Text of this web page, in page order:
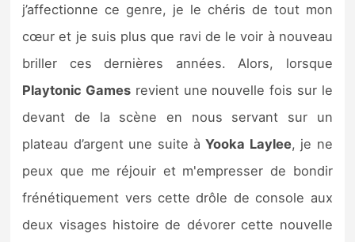
j’affectionne ce genre, je le chéris de tout mon
cœur et je suis plus que ravi de le voir à nouveau
briller ces dernières années. Alors, lorsque
Playtonic Games revient une nouvelle fois sur le
devant de la scène en nous servant sur un
plateau d’argent une suite àYooka Laylee, je ne
peux que me réjouir et m'empresser de bondir
frénétiquement vers cette drôle de console aux
deux visages histoire de dévorer cette nouvelle